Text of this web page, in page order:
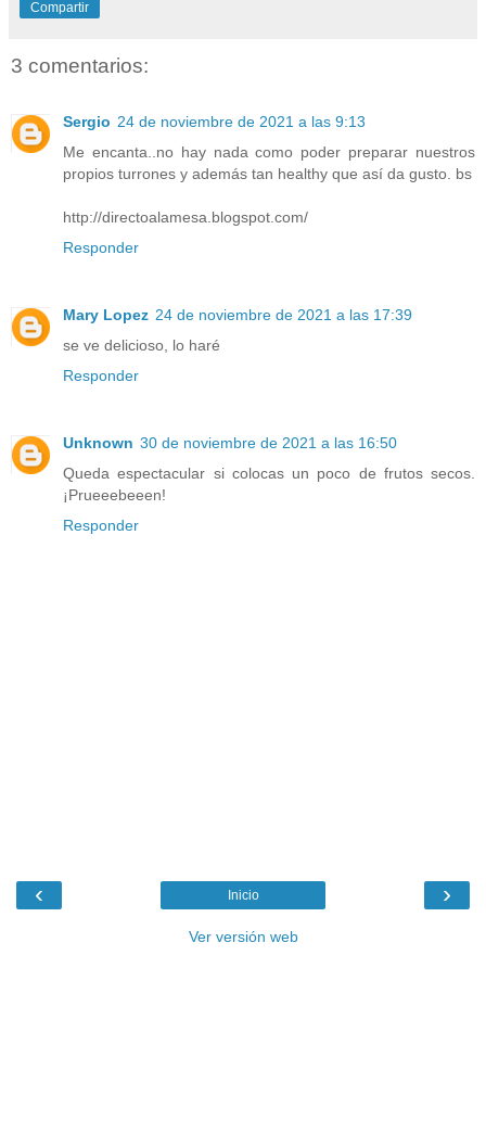
Compartir
3 comentarios:
Sergio 24 de noviembre de 2021 a las 9:13
Me encanta..no hay nada como poder preparar nuestros
propios turrones y además tan healthy que así da gusto. bs
http://directoalamesa.blogspot.com/
Responder
Mary Lopez 24 de noviembre de 2021 a las 17:39
se ve delicioso, lo haré
Responder
Unknown 30 de noviembre de 2021 a las 16:50
Queda espectacular si colocas un poco de frutos secos.
¡Prueeebeeen!
Responder
‹ ›
Inicio
Ver versión web